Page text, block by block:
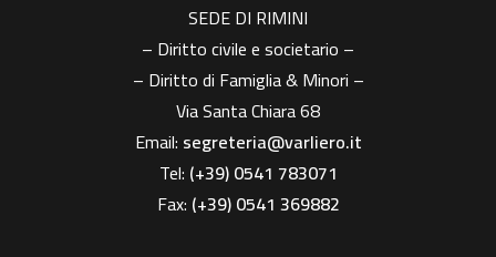
SEDE DI RIMINI
– Diritto civile e societario –
– Diritto di Famiglia & Minori –
Via Santa Chiara 68
Email: segreteria@varliero.it
Tel: (+39) 0541 783071
Fax: (+39)0541 369882